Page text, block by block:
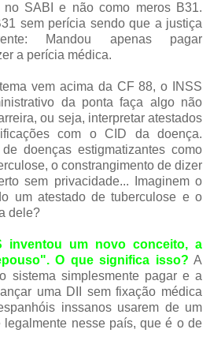
SABI e não como meros B31.
sem perícia sendo que a justiça
Mandou apenas pagar
a perícia médica.
vem acima da CF 88, o INSS
da ponta faça algo não
ou seja, interpretar atestados
com o CID da doença.
doenças estigmatizantes como
o constrangimento de dizer
sem privacidade... Imaginem o
um atestado de tuberculose e o
dele?
inventou um novo conceito, a
O que significa isso? A
sistema simplesmente pagar e a
uma DII sem fixação médica
inssanos usarem de um
nesse país, que é o de